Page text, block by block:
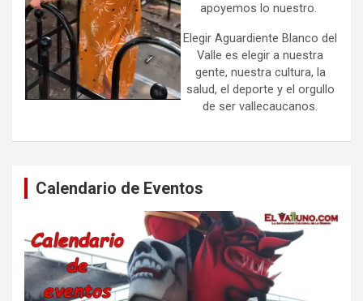
apoyemos lo nuestro.
Elegir Aguardiente Blanco del
Valle es elegir a nuestra
gente, nuestra cultura, la
salud, el deporte y el orgullo
de ser vallecaucanos.
Calendario de Eventos